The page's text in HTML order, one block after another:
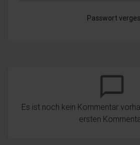
Passwort
chat_bubble_outline
Es ist noch kein Kommentar
ersten